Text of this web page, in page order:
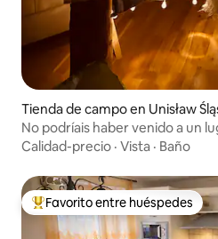
Tienda de campo en Unisław
No podríais haber venido a un
Calidad-precio · Vista · Baño
Favorito entre huéspedes
Favorito entre huéspedes